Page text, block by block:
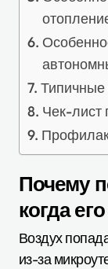
Типичные
Чек-лист
Почему
когда
Воздух
из-за